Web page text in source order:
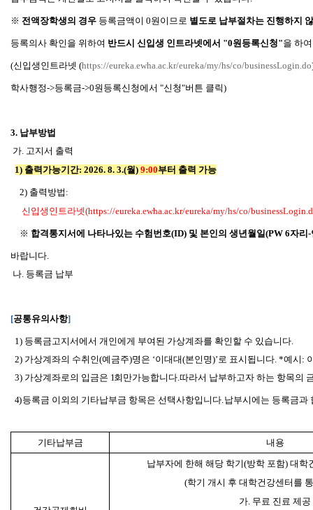
※ 전액장학생의 경우 등록금액이 0원이므로 별 도로 납부절차는 진행하지
등록의사 확인을 위하여 반드시 신입생 인트라넷에서 "0원등록신청"을 하
(신입생인트라넷 (https://eureka.ewha.ac.kr/eureka/my/hs/co/businessLogin.do
학사행정->등록금->0원등록신청에서 "신청"버튼 클릭)
3. 납부방법
가. 고지서 출력
1) 출력가능기간: 2026. 8. 3.(월) 9:00부터 출력 가능
2) 출력방법 :
신입생인트라넷(https://eureka.ewha.ac.kr/eureka/my/hs/co/
※ 합격통지서에 나타나있는 수험번호(ID) 및 본인의 생년월일(PW 6자리
바랍니다.
나. 등록금 납부
[공통유의사항]
1) 등록금고지서에서 개인에게 부여된 가상계좌를 확인할 수 있습니다.
2) 가상계좌의 수취인(예금주)명은 ‘이대대(본인명)’로 표시됩니다. *예시:
3) 가상계좌로의 입금은 1회만가능합니다 .따라서 납부하고자 하는 항목의
4)등록금 이외의 기타납부금 항목은 선택사항입니다. 납부시에는 등록금과
기타납부금 내용
납부자에 한해 해당 학기(방학 포함) 대학
(학기 개시 후 대학건강센터를
가. 무료 진료 제공